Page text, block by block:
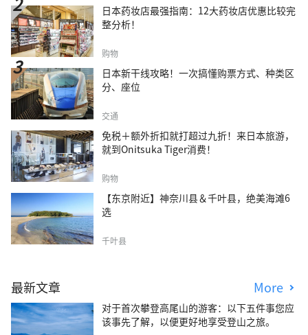
日本药妆店最强指南：12大药妆店优惠比较完
整分析！
购物
日本新干线攻略！一次搞懂购票方式、种类区
分、座位
交通
免税＋额外折扣就打超过九折！来日本旅游，
就到Onitsuka Tiger消费！
购物
【东京附近】神奈川县＆千叶县，绝美海滩6
选
千叶县
最新文章 More
对于首次攀登高尾山的游客：以下五件事您应
该事先了解，以便更好地享受登山之旅。